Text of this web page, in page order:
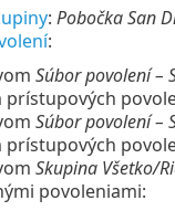
: Pobočka San
:
Súbor povolení –
Súbor povolení –
Skupina Všetko/
povoleniami: